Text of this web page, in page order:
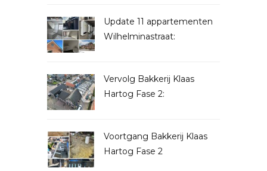
Update 11 appartementen
Wilhelminastraat:
Vervolg Bakkerij Klaas
Hartog Fase 2:
Voortgang Bakkerij Klaas
Hartog Fase 2